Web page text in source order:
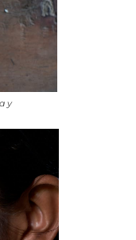
y